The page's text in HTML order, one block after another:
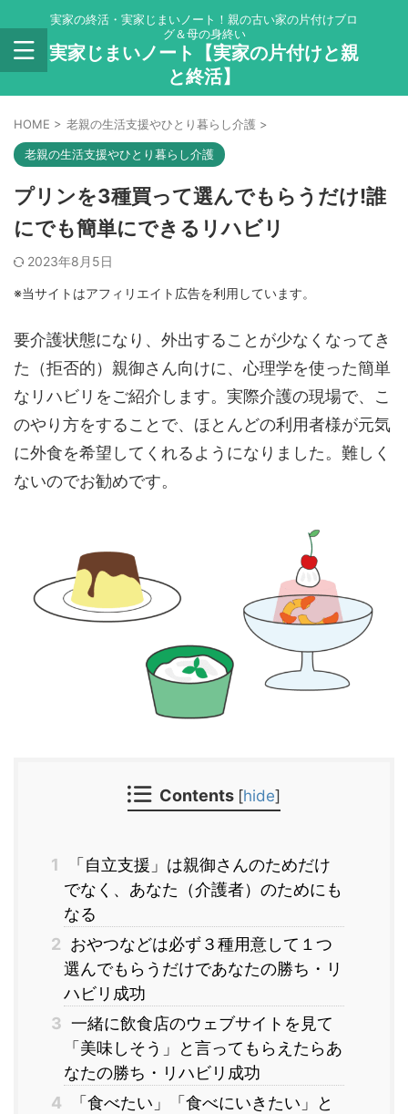
実家の終活・実家じまいノート！親の古い家の片付けブロ
グ＆母の身終い
実家じまいノート【実家の片付けと親
と終活】
HOME > 老親の生活支援やひとり暮らし介護 >
老親の生活支援やひとり暮らし介護
プリンを3種買って選んでもらうだけ!誰
にでも簡単にできるリハビリ
2023年8月5日
※当サイトはアフィリエイト広告を利用しています。
要介護状態になり、外出することが少なくなってき
た（拒否的）親御さん向けに、心理学を使った簡単
なリハビリをご紹介します。実際介護の現場で、こ
のやり方をすることで、ほとんどの利用者様が元気
に外食を希望してくれるようになりました。難しく
ないのでお勧めです。
Contents [hide]
1
「自立支援」は親御さんのためだけ
でなく、あなた（介護者）のためにも
なる
2 おやつなどは必ず３種用意して１つ
選んでもらうだけであなたの勝ち・リ
ハビリ成功
3 一緒に飲食店のウェブサイトを見て
「美味しそう」と言ってもらえたらあ
なたの勝ち・リハビリ成功
4
「食べたい」「食べにいきたい」と